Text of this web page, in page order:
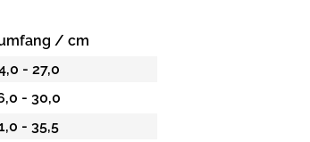
/ cm
- 27,0
- 30,0
- 35,5